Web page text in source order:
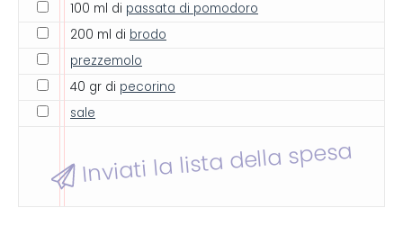
100 ml di passata di pomodoro
200 ml di brodo
prezzemolo
40 gr di pecorino
sale
Inviati la lista della spesa